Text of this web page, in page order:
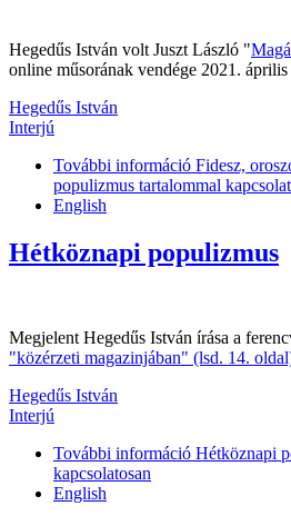
Hegedűs István volt Juszt László "
online műsorának vendége 2021. április
Hegedűs István
Interjú
További információ Fidesz,
populizmus tartalommal
English
Hétköznapi populizmus
Megjelent Hegedűs István írása a
"közérzeti magazinjában" (lsd. 14.
Hegedűs István
Interjú
További információ Hétköznapi
kapcsolatosan
English